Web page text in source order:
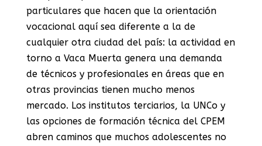
particulares que hacen que la orientación
vocacional aquí sea diferente a la de
cualquier otra ciudad del país: la actividad en
torno a Vaca Muerta genera una demanda
de técnicos y profesionales en áreas que en
otras provincias tienen mucho menos
mercado. Los institutos terciarios, la UNCo y
las opciones de formación técnica del CPEM
abren caminos que muchos adolescentes no